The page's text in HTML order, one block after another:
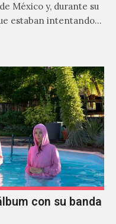
México y, durante su
estaban intentando…
con su banda